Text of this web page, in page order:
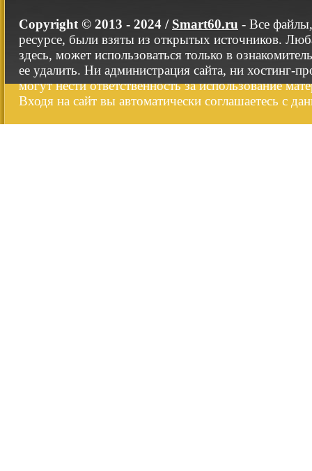
Copyright © 2013 - 2024 / Smart60.ru - Все
ресурсе, были взяты из открытых источников.
здесь, может использоваться только в
ее удалить. Ни администрация сайта, ни хостинг-
могут нести ответственность за использование
Входя на сайт вы автоматически соглашаетесь с